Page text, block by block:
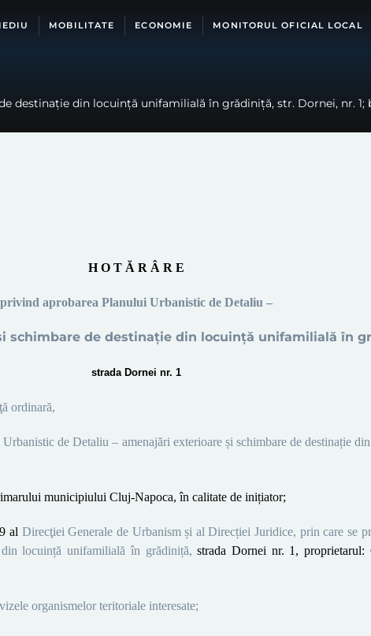
MOBILITATE ECONOMIE MONITORUL OFICIAL LOCAL
destinație din locuință unifamilială în grădiniță, str. Dornei, nr.
H O T Ă R Â R E
privind aprobarea Planului Urbanistic de Detaliu –
schimbare de destinație din locuință unifamilială în
strada Dornei nr. 1
ordinară,
de Detaliu – amenajări exterioare și schimbare de destinație
municipiului Cluj-Napoca, în calitate de inițiator;
al DirecţieiGenerale de Urbanism și al Direcției Juridice, prin care se
locuință unifamilială în grădiniță, stradaDornei nr. 1,proprietarul:
organismelor teritoriale interesate;